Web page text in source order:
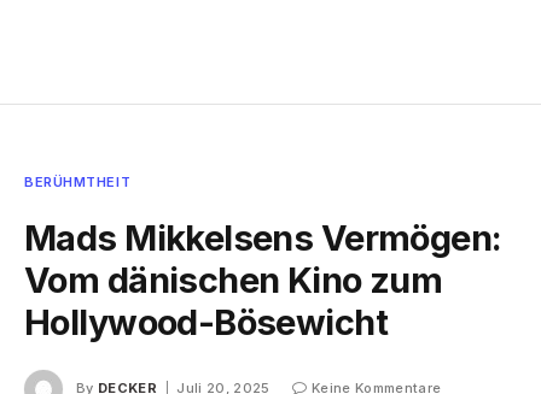
BERÜHMTHEIT
Mads Mikkelsens Vermögen:
Vom dänischen Kino zum
Hollywood-Bösewicht
By DECKER Juli 20, 2025
Keine Kommentare